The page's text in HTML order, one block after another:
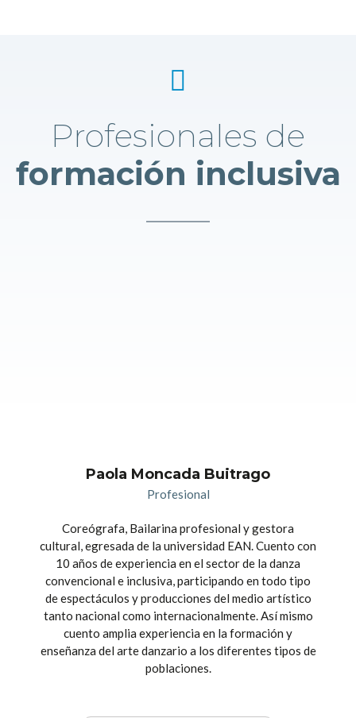
Profesionales de
formación inclusiva
Paola Moncada Buitrago
Profesional
Coreógrafa, Bailarina profesional y gestora
cultural, egresada de la universidad EAN. Cuento con
10 años de experiencia en el sector de la danza
convencional e inclusiva, participando en todo tipo
de espectáculos y producciones del medio artístico
tanto nacional como internacionalmente. Así mismo
cuento amplia experiencia en la formación y
enseñanza del arte danzario a los diferentes tipos de
poblaciones.